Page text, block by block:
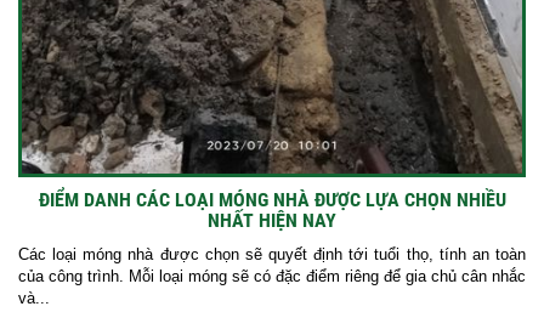
ĐIỂM DANH CÁC LOẠI MÓNG NHÀ ĐƯỢC LỰA CHỌN NHIỀU
NHẤT HIỆN NAY
Các loại móng nhà được chọn sẽ quyết định tới tuổi thọ, tính an toàn
của công trình. Mỗi loại móng sẽ có đặc điểm riêng để gia chủ cân nhắc
và...